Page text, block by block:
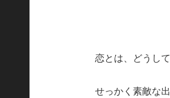
恋とは、どうし
せっかく素敵な